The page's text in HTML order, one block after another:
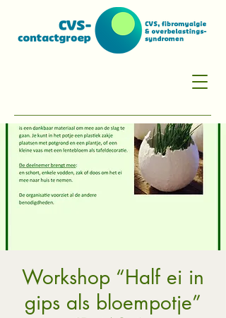
Workshop “Half ei in
gips als bloempotje”